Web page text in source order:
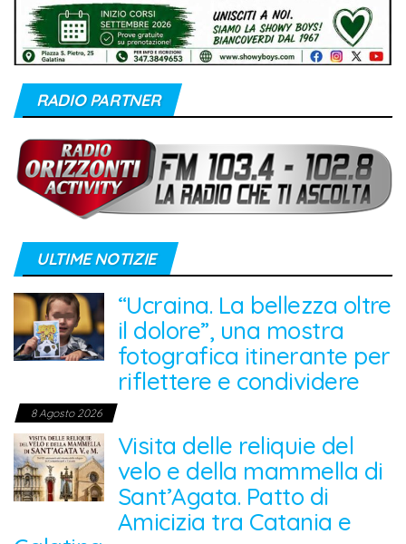
RADIO PARTNER
ULTIME NOTIZIE
“Ucraina. La bellezza oltre
il dolore”, una mostra
fotografica itinerante per
riflettere e condividere
8 Agosto 2026
Visita delle reliquie del
velo e della mammella di
Sant’Agata. Patto di
Amicizia tra Catania e